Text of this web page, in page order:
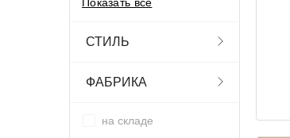
СТИЛЬ
ФАБРИКА
на складе